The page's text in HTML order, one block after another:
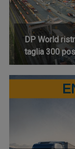
DP World
taglia 300